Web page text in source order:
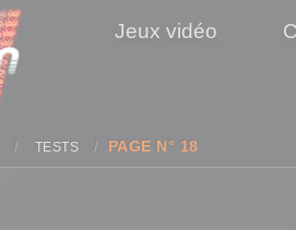
Jeux vidéo
TESTS PAGE N° 18